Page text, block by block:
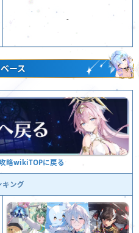
-
ース
略wikiTOPに戻る
ング